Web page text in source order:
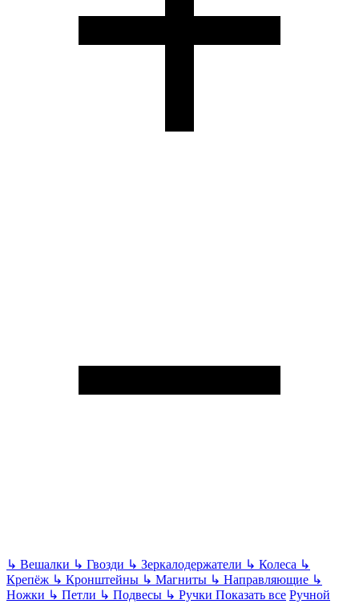
↳ Вешалки ↳ Гвозди ↳ Зеркалодержатели ↳ Колеса ↳
Крепёж ↳ Кронштейны ↳ Магниты ↳ Направляющие ↳
Ножки ↳ Петли ↳ Подвесы ↳ Ручки Показать все Ручной